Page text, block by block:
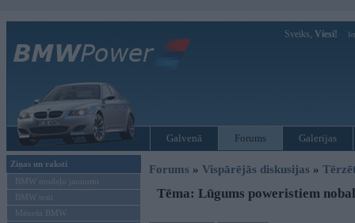
Sveiks, Viesi!
Galvenā Forums Galerijas
Ziņas un raksti
BMW modeļu jaunumi
BMW testi
Mēneša BMW
Forums » Vispārējās diskusijas »
Tēma: Lūgums poweristiem